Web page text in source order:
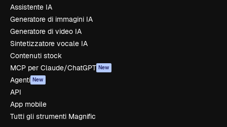
Assistente IA
Generatore di immagini IA
Generatore di video IA
Sintetizzatore vocale IA
Contenuti stock
MCP per Claude/ChatGPT New
Agenti New
API
App mobile
Tutti gli strumenti Magnific